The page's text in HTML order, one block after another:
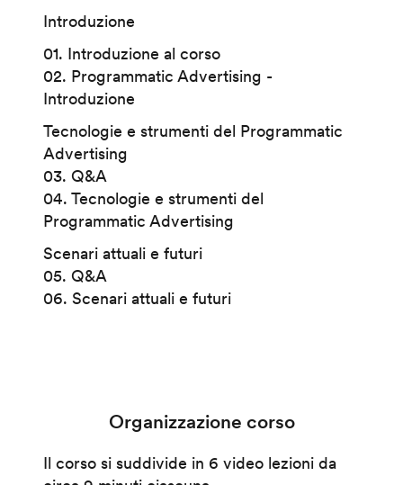
Introduzione
01. Introduzione al corso
02. Programmatic Advertising -
Introduzione
Tecnologie e strumenti del Programmatic
Advertising
03. Q&A
04. Tecnologie e strumenti del
Programmatic Advertising
Scenari attuali e futuri
05. Q&A
06. Scenari attuali e futuri
Organizzazione corso
Il corso si suddivide in 6 video lezioni da